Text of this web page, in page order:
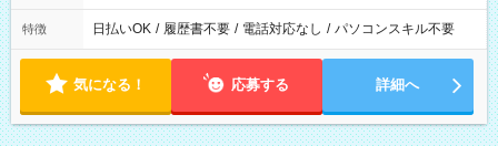
特徴 日払いOK / 履歴書不要 / 電話対応なし / パソコンスキル不要
気になる！ 応募する 詳細へ